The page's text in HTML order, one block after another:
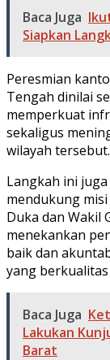
Baca Juga
Siapkan
Peresmian
Tengah dinilai
memperkuat
sekaligus
wilayah tersebut.
Langkah ini
mendukung
Duka dan Wakil
menekankan
baik dan
yang
Baca Juga
Lakukan
Barat